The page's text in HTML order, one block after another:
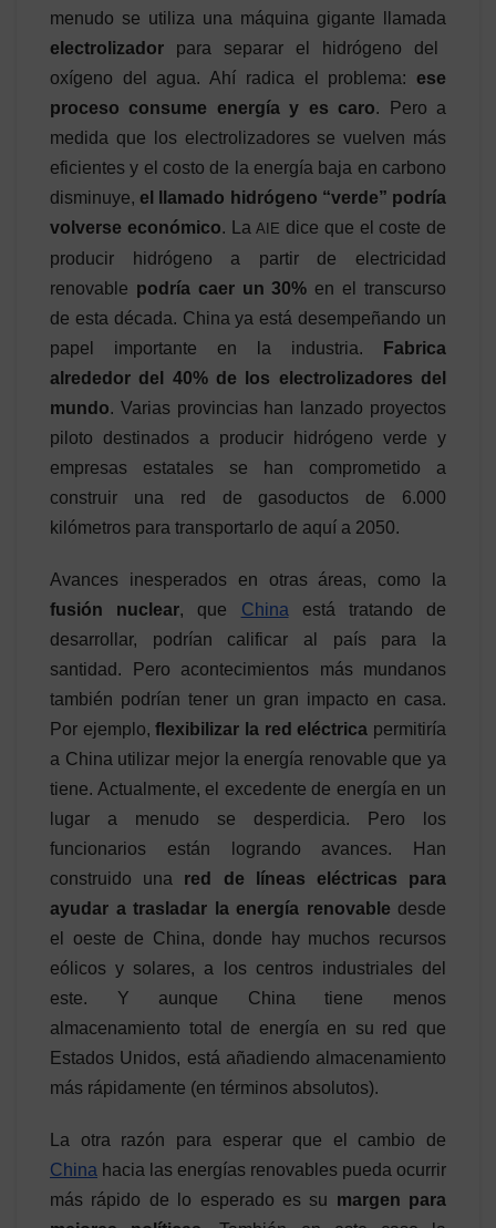
menudo se utiliza una máquina gigante llamada
electrolizador para separar el hidrógeno del
oxígeno del agua. Ahí radica el problema: ese
proceso consume energía y es caro. Pero a
medida que los electrolizadores se vuelven más
eficientes y el costo de la energía baja en carbono
disminuye, el llamado hidrógeno “verde” podría
volverse económico. LaAIE dice que el coste de
producir hidrógeno a partir de electricidad
renovable podría caer un 30% en el transcurso
de esta década. China ya está desempeñando un
papel importante en la industria.
Fabrica
alrededor del 40% de los electrolizadores del
mundo. Varias provincias han lanzado proyectos
piloto destinados a producir hidrógeno verde y
empresas estatales se han comprometido a
construir una red de gasoductos de 6.000
kilómetros para transportarlo de aquí a 2050.
Avances inesperados en otras áreas, como la
fusión nuclear, que China está tratando de
desarrollar, podrían calificar al país para la
santidad. Pero acontecimientos más mundanos
también podrían tener un gran impacto en casa.
Por ejemplo,flexibilizar la red eléctrica permitiría
a China utilizar mejor la energía renovable que ya
tiene. Actualmente, el excedente de energía en un
lugar a menudo se desperdicia. Pero los
funcionarios están logrando avances. Han
construido una red de líneas eléctricas para
ayudar a trasladar la energía renovable desde
el oeste de China, donde hay muchos recursos
eólicos y solares, a los centros industriales del
este. Y aunque China tiene menos
almacenamiento total de energía en su red que
Estados Unidos, está añadiendo almacenamiento
más rápidamente (en términos absolutos).
La otra razón para esperar que el cambio de
China hacia las energías renovables pueda ocurrir
más rápido de lo esperado es su margen para